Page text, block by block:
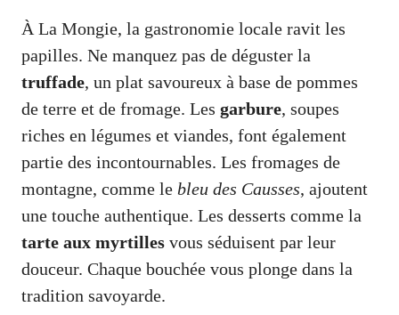
À La Mongie, la gastronomie locale ravit les
papilles. Ne manquez pas de déguster la
truffade, un plat savoureux à base de pommes
de terre et de fromage. Les garbure, soupes
riches en légumes et viandes, font également
partie des incontournables. Les fromages de
montagne, comme le bleu des Causses, ajoutent
une touche authentique. Les desserts comme la
tarte aux myrtilles vous séduisent par leur
douceur. Chaque bouchée vous plonge dans la
tradition savoyarde.